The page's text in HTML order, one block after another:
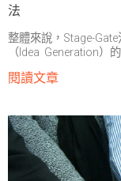
法
整體來說，Stage-
（Idea Generation）
閱讀文章